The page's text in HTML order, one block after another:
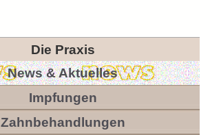
Die Praxis
News & Aktuelles
Impfungen
Zahnbehandlungen